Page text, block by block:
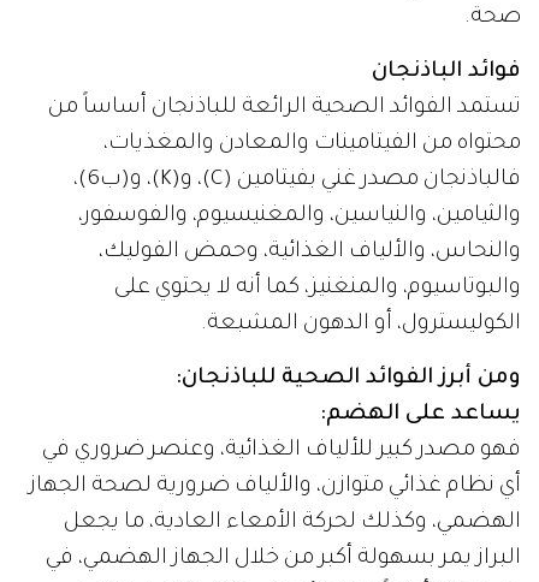
صحة.
فوائد الباذنجان
تستمد الفوائد الصحية الرائعة للباذنجان أساساً من
محتواه من الفيتامينات والمعادن والمغذيات،
فالباذنجان مصدر غني بفيتامين (C)، و(K)، و(ب6)،
والثيامين، والنياسين، والمغنيسيوم، والفوسفور،
والنحاس، والألياف الغذائية، وحمض الفوليك،
والبوتاسيوم، والمنغنيز، كما أنه لا يحتوي على
الكوليسترول، أو الدهون المشبعة.
ومن أبرز الفوائد الصحية للباذنجان:
يساعد على الهضم:
فهو مصدر كبير للألياف الغذائية، وعنصر ضروري في
أي نظام غذائي متوازن، والألياف ضرورية لصحة الجهاز
الهضمي، وكذلك لحركة الأمعاء العادية، ما يجعل
البراز يمر بسهولة أكبر من خلال الجهاز الهضمي، في